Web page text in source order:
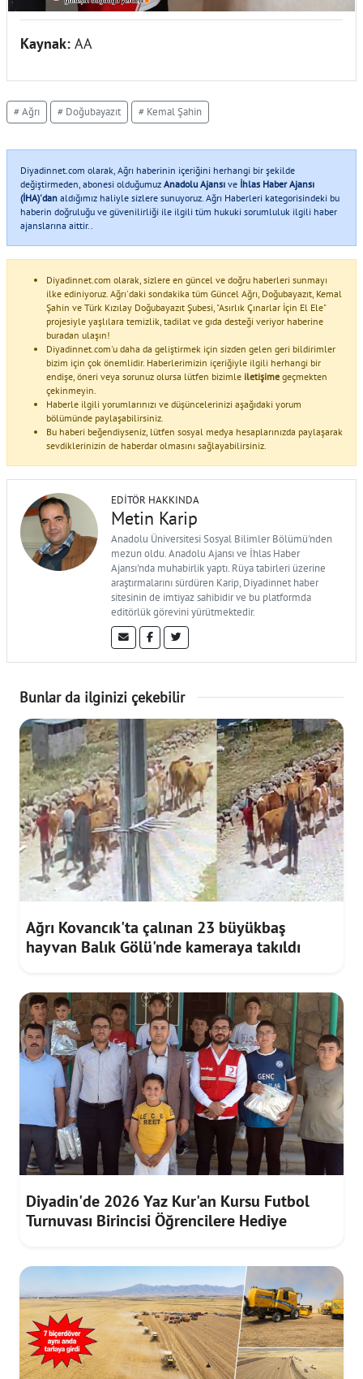
Kaynak: AA
# Ağrı # Doğubayazıt # Kemal Şahin
Diyadinnet.com olarak, Ağrı haberinin içeriğini herhangi bir şekilde
değiştirmeden, abonesi olduğumuz Anadolu Ajansı ve İhlas Haber Ajansı
(İHA)'dan aldığımız haliyle sizlere sunuyoruz. Ağrı Haberleri kategorisindeki bu
haberin doğruluğu ve güvenilirliği ile ilgili tüm hukuki sorumluluk ilgili haber
ajanslarına aittir..
Diyadinnet.com olarak, sizlere en güncel ve doğru haberleri sunmayı
ilke ediniyoruz. Ağrı'daki sondakika tüm Güncel Ağrı, Doğubayazıt, Kemal
Şahin ve Türk Kızılay Doğubayazıt Şubesi, "Asırlık Çınarlar İçin El Ele"
projesiyle yaşlılara temizlik, tadilat ve gıda desteği veriyor haberine
buradan ulaşın!
Diyadinnet.com'u daha da geliştirmek için sizden gelen geri bildirimler
bizim için çok önemlidir. Haberlerimizin içeriğiyle ilgili herhangi bir
endişe, öneri veya sorunuz olursa lütfen bizimle iletişime geçmekten
çekinmeyin.
Haberle ilgili yorumlarınızı ve düşüncelerinizi aşağıdaki yorum
bölümünde paylaşabilirsiniz.
Bu haberi beğendiyseniz, lütfen sosyal medya hesaplarınızda paylaşarak
sevdiklerinizin de haberdar olmasını sağlayabilirsiniz.
EDITÖR HAKKINDA
Metin Karip
Anadolu Üniversitesi Sosyal Bilimler Bölümü'nden
mezun oldu. Anadolu Ajansı ve İhlas Haber
Ajansı'nda muhabirlik yaptı. Rüya tabirleri üzerine
araştırmalarını sürdüren Karip, Diyadinnet haber
sitesinin de imtiyaz sahibidir ve bu platformda
editörlük görevini yürütmektedir.
Bunlar da ilginizi çekebilir
Ağrı Kovancık'ta çalınan 23 büyükbaş
hayvan Balık Gölü'nde kameraya takıldı
Diyadin'de 2026 Yaz Kur'an Kursu Futbol
Turnuvası Birincisi Öğrencilere Hediye